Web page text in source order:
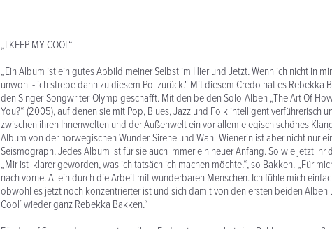
„I KEEP MY COOL“
„Ein Album ist ein gutes Abbild meiner Selbst im Hier und Jetzt. Wenn ich nicht in
unwohl - ich strebe dann zu diesem Pol zurück." Mit diesem Credo hat es Rebekka
den Singer-Songwriter-Olymp geschafft. Mit den beiden Solo-Alben „The Art Of
You?“ (2005), auf denen sie mit Pop, Blues, Jazz und Folk intelligent verführerisch
zwischen ihren Innenwelten und der Außenwelt ein vor allem elegisch schönes
Album von der norwegischen Wunder-Sirene und Wahl-Wienerin ist aber nicht nur
Seismograph. Jedes Album ist für sie auch immer ein neuer Anfang. So wie jetzt ihr
„Mir ist klarer geworden, was ich tatsächlich machen möchte.“, so Bakken. „Für
nach vorne. Allein durch die Arbeit mit wunderbaren Menschen. Ich fühle mich
obwohl es jetzt noch konzentrierter ist und sich damit von den ersten beiden Alben
Cool´ wieder ganz Rebekka Bakken.“